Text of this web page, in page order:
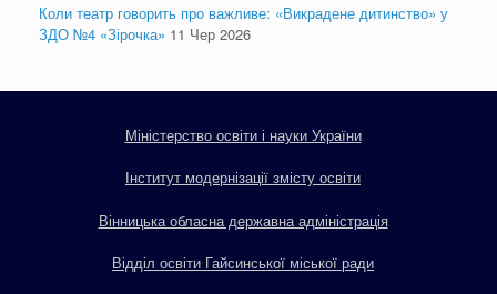
Коли театр говорить про важливе: «Викрадене дитинство» у
ЗДО №4 «Зірочка» 11 Чер 2026
Міністерство освіти і науки України
Інститут модернізації змісту освіти
Вінницька обласна державна адміністрація
Відділ освіти Гайсинської міської ради